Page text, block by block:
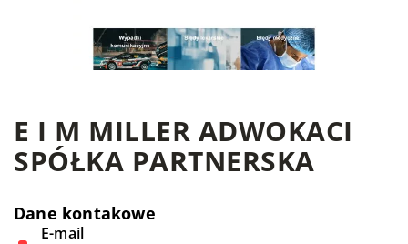
E I M MILLER ADWOKACI
SPÓŁKA PARTNERSKA
Dane kontakowe
E-mail